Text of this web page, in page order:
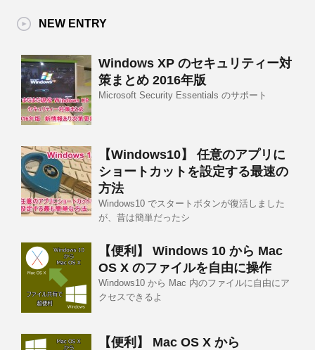
NEW ENTRY
Windows XP のセキュリティー対
策まとめ 2016年版
Microsoft Security Essentials のサポート
【Windows10】 任意のアプリに
ショートカットを設定する最速の
方法
Windows10 でスタートボタンが復活しました
が、昔は簡単だったシ
【便利】 Windows 10 から Mac
OS X のファイルを自由に操作
Windows10 から Mac 内のファイルに自由にア
クセスできるよ
【便利】 Mac OS X から